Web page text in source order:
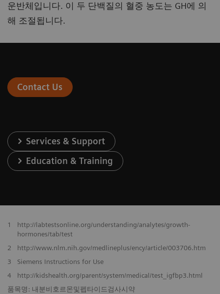
운반체입니다. 이 두 단백질의 혈중 농도는 GH에 의
해 조절됩니다.
Contact Us
Services & Support
Education & Training
1
http://labtestsonline.org/understanding/analytes/growth-
hormones/tab/test
2
http://www.nlm.nih.gov/medlineplus/ency/article/003706.htm
3
Siemens Instructions for Use
4
http://kidshealth.org/parent/system/medical/test_igfbp3.html
품목명: 내분비호르몬및펩타이드검사시약